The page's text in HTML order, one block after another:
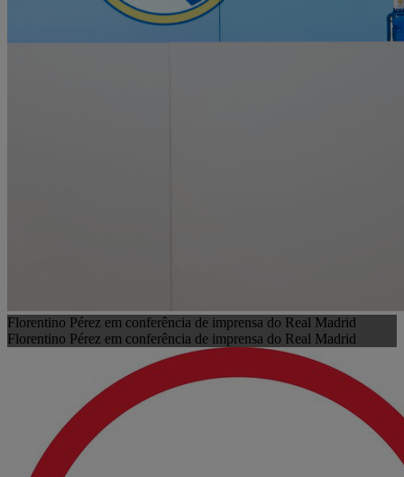
Florentino Pérez em conferência de imprensa do Real Madrid
Florentino Pérez em conferência de imprensa do Real Madrid